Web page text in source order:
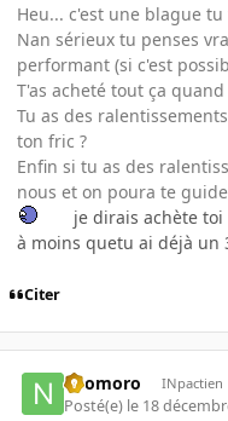
Heu... c'est une blague tu
Nan sérieux tu penses
performant (si c'est
T'as acheté tout ça quand
Tu as des
ton fric ?
Enfin si tu as des
nous et on poura te
je dirais achète
à moins quetu ai déjà un
Citer
neomoro INpactien
Posté(e) le 18